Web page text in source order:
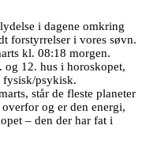
i dagene omkring
forstyrrelser i vores søvn.
kl. 08:18 morgen.
og 12. hus i horoskopet,
fysisk/psykisk.
står de fleste planeter
og er den energi,
– den der har fat i